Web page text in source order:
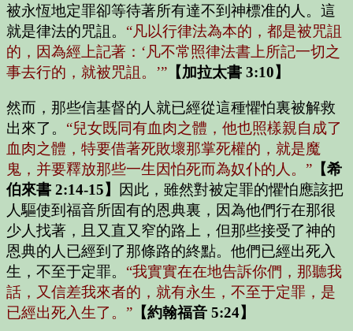
被永恆地定罪卻等待著所有達不到神標准的人。這
就是律法的咒詛。 “凡以行律法為本的，都是被咒詛
的，因為經上記著：‘凡不常照律法書上所記一切之
事去行的，就被咒詛。’” 【加拉太書 3:10】
然而，那些信基督的人就已經從這種懼怕裏被解救
出來了。 “兒女既同有血肉之體，他也照樣親自成了
血肉之體，特要借著死敗壞那掌死權的，就是魔
鬼，并要釋放那些一生因怕死而為奴仆的人。” 【希
伯來書 2:14-15】
因此，雖然對被定罪的懼怕應該把
人驅使到福音所固有的恩典裏，因為他們行在那很
少人找著，且又直又窄的路上，但那些接受了神的
恩典的人已經到了那條路的終點。他們已經出死入
生，不至于定罪。 “我實實在在地告訴你們，那聽我
話，又信差我來者的，就有永生，不至于定罪，是
已經出死入生了。” 【約翰福音 5:24】